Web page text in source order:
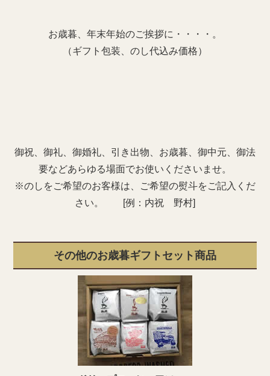
お歳暮、年末年始のご挨拶に・・・・。
（ギフト包装、のし代込み価格）
御祝、御礼、御婚礼、引き出物、お歳暮、御中元、御法
要などあらゆる場面でお使いくださいませ。
※のしをご希望のお客様は、ご希望の熨斗をご記入くだ
さい。 [例：内祝 野村]
その他のお歳暮ギフトセット商品